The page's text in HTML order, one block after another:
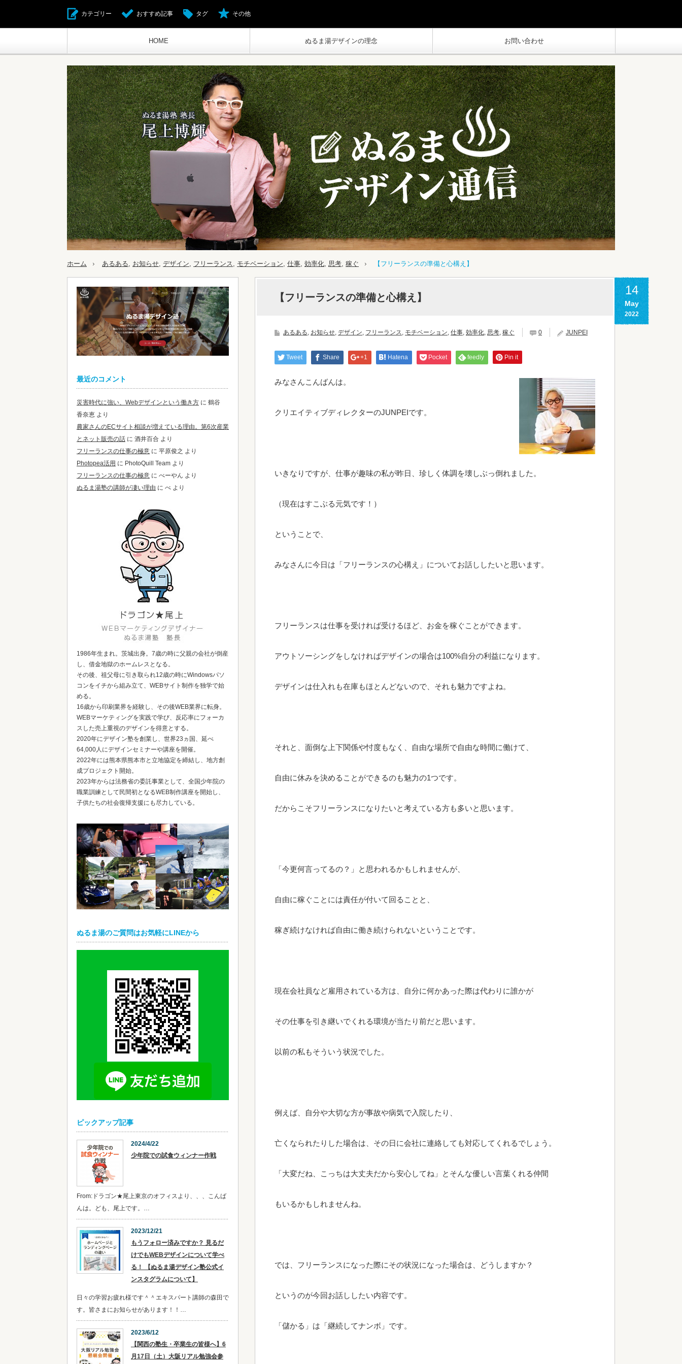
HOME ぬるま湯デザインの理念 お問い合わせ
カテゴリー おすすめ記事 タグ その他
ホーム あるある, お知らせ, デザイン, フリーランス, モチベーション, 仕事, 効率化, 思考, 稼ぐ 【フリーランスの準備と心構え】
14
May
2022
【フリーランスの準備と心構え】
あるある, お知らせ, デザイン, フリーランス, モチベーション, 仕事, 効率化, 思考, 稼ぐ 0 JUNPEI
Tweet Share +1 Hatena Pocket feedly Pin it
みなさんこんばんは。
クリエイティブディレクターのJUNPEIです。
いきなりですが、仕事が趣味の私が昨日、珍しく体調を壊しぶっ倒れました。
（現在はすこぶる元気です！）
ということで、
みなさんに今日は「フリーランスの心構え」についてお話ししたいと思います。
フリーランスは仕事を受ければ受けるほど、お金を稼ぐことができます。
アウトソーシングをしなければデザインの場合は100%自分の利益になります。
デザインは仕入れも在庫もほとんどないので、それも魅力ですよね。
それと、面倒な上下関係や忖度もなく、自由な場所で自由な時間に働けて、
自由に休みを決めることができるのも魅力の1つです。
だからこそフリーランスになりたいと考えている方も多いと思います。
「今更何言ってるの？」と思われるかもしれませんが、
自由に稼ぐことには責任が付いて回ることと、
稼ぎ続けなければ自由に働き続けられないということです。
現在会社員など雇用されている方は、自分に何かあった際は代わりに誰かが
その仕事を引き継いでくれる環境が当たり前だと思います。
以前の私もそういう状況でした。
例えば、自分や大切な方が事故や病気で入院したり、
亡くなられたりした場合は、その日に会社に連絡しても対応してくれるでしょう。
「大変だね、こっちは大丈夫だから安心してね」とそんな優しい言葉くれる仲間
もいるかもしれませんね。
では、フリーランスになった際にその状況になった場合は、どうしますか？
というのが今回お話ししたい内容です。
「儲かる」は「継続してナンボ」です。
最近のコメント
災害時代に強い、Webデザインという働き方 に 鶴谷
香奈恵 より
農家さんのECサイト相談が増えている理由。第6次産業
とネット販売の話 に 酒井百合 より
フリーランスの仕事の極意 に 平原俊之 より
Photopea活用 に PhotoQuill Team より
フリーランスの仕事の極意 に べーやん より
ぬるま湯塾の講師が凄い理由 に べ より
1986年生まれ。茨城出身。7歳の時に父親の会社が倒産
し、借金地獄のホームレスとなる。
その後、祖父母に引き取られ12歳の時にWindowsパソ
コンをイチから組み立て、WEBサイト制作を独学で始
める。
16歳から印刷業界を経験し、その後WEB業界に転身。
WEBマーケティングを実践で学び、反応率にフォーカ
スした売上重視のデザインを得意とする。
2020年にデザイン塾を創業し、世界23ヵ国、延べ
64,000人にデザインセミナーや講座を開催。
2022年には熊本県熊本市と立地協定を締結し、地方創
成プロジェクト開始。
2023年からは法務省の委託事業として、全国少年院の
職業訓練として民間初となるWEB制作講座を開始し、
子供たちの社会復帰支援にも尽力している。
ぬるま湯のご質問はお気軽にLINEから
ピックアップ記事
2024/4/22
少年院での試食ウィンナー作戦
From:ドラゴン★尾上東京のオフィスより、、、こんば
んは。ども、尾上です。…
2023/12/21
​​もうフォロー済みですか？ 見るだ
けでもWEBデザインについて学べ
る！ 【ぬるま湯デザイン塾公式イ
ンスタグラムについて】
日々の学習お疲れ様です＾＾エキスパート講師の森田で
す。皆さまにお知らせがあります！！…
2023/6/12
【関西の塾生・卒業生の皆様へ】6
月17日（土）大阪リアル勉強会参